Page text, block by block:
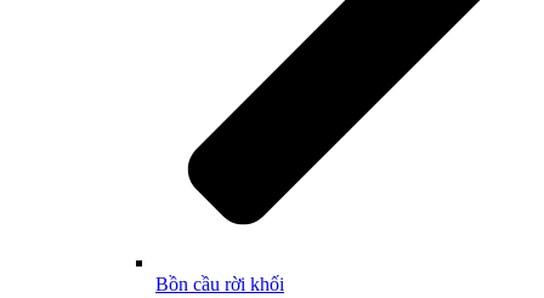
Bồn cầu rời khối